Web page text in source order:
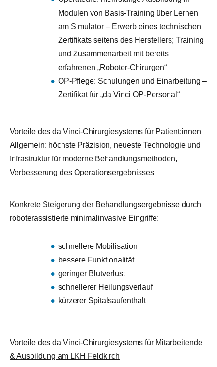
Modulen von Basis-Training über Lernen
am Simulator – Erwerb eines technischen
Zertifikats seitens des Herstellers; Training
und Zusammenarbeit mit bereits
erfahrenen „Roboter-Chirurgen“
OP-Pflege: Schulungen und Einarbeitung –
Zertifikat für „da Vinci OP-Personal“
Vorteile des da Vinci-Chirurgiesystems für Patient:innen
Allgemein: höchste Präzision, neueste Technologie und
Infrastruktur für moderne Behandlungsmethoden,
Verbesserung des Operationsergebnisses
Konkrete Steigerung der Behandlungsergebnisse durch
roboterassistierte minimalinvasive Eingriffe:
schnellere Mobilisation
bessere Funktionalität
geringer Blutverlust
schnellerer Heilungsverlauf
kürzerer Spitalsaufenthalt
Vorteile des da Vinci-Chirurgiesystems für Mitarbeitende
& Ausbildung am LKH Feldkirch